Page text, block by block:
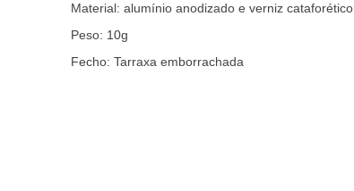
Material: alumínio anodizado e verniz cataforético
Peso: 10g
Fecho: Tarraxa emborrachada